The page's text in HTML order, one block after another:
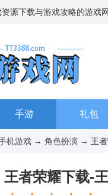
源下载与游戏攻略的游戏
手游 礼包
机游戏 → 角色扮演 → 王者
王者荣耀下载-